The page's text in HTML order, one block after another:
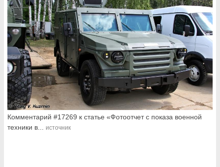
Комментарий #17269 к статье «Фотоотчет с показа военной
техники в...
источник